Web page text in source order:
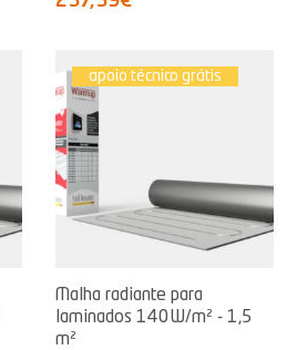
apoio técnico grátis
Malha radiante para
laminados 140W/m² - 1,5
m²